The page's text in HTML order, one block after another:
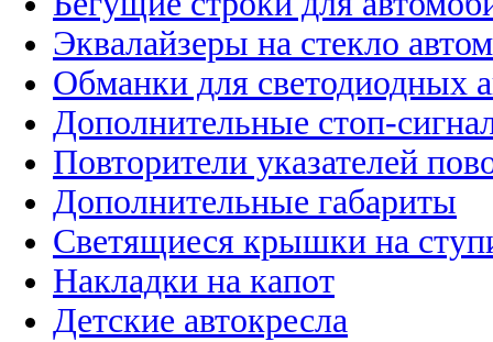
Эквалайзеры на стекло
Обманки для светодиодных
Дополнительные стоп-
Повторители указателей
Дополнительные габариты
Светящиеся крышки на
Накладки на капот
Детские автокресла